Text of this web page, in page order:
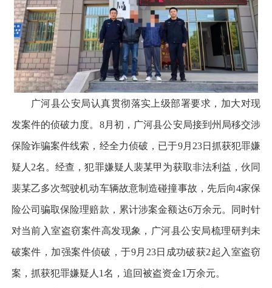
广河县公安局认真贯彻落实上级部署要求，加大对现
发案件的侦破力度。8月初，广河县公安局接到州局移交涉
保险诈骗案件线索，经全力侦破，已于9月23日抓获犯罪嫌
疑人2名。经查，犯罪嫌疑人裴某甲为获取非法利益，伙同
裴某乙多次驾驶机动车辆故意制造碰撞事故，先后向4家保
险公司骗取保险理赔款，累计涉案金额达6万余元。同时针
对当前入室盗窃案件高发现象，广河县公安局梳理研判未
破案件，加强案件侦破，于9月23日成功破获2起入室盗窃
案，抓获犯罪嫌疑人1名，追回被盗资金1万余元。